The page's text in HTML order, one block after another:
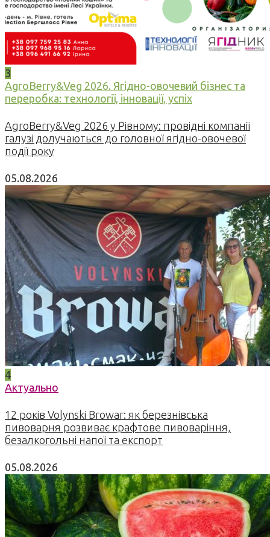
3
AgroBerry&Veg 2026. Ягідно-овочевий бізнес та
переробка: технології, інновації, успіх
AgroBerry&Veg 2026 у Рівному: провідні компанії
галузі долучаються до головної ягідно-овочевої
події року
05.08.2026
4
Актуально
12 років Volynski Browar: як березнівська
пивоварня розвиває крафтове пивоваріння,
безалкогольні напої та експорт
05.08.2026